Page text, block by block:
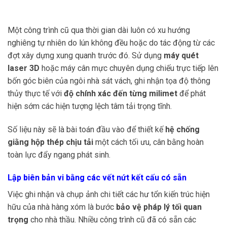
Một công trình cũ qua thời gian dài luôn có xu hướng
nghiêng tự nhiên do lún không đều hoặc do tác động từ các
đợt xây dựng xung quanh trước đó. Sử dụng máy quét
laser 3D hoặc máy cân mực chuyên dụng chiếu trực tiếp lên
bốn góc biên của ngôi nhà sát vách, ghi nhận tọa độ thông
thủy thực tế với độ chính xác đến từng milimet để phát
hiện sớm các hiện tượng lệch tâm tải trọng tĩnh.
Số liệu này sẽ là bài toán đầu vào để thiết kế hệ chống
giằng hộp thép chịu tải một cách tối ưu, cân bằng hoàn
toàn lực đẩy ngang phát sinh.
Lập biên bản vi bằng các vết nứt kết cấu có sẵn
Việc ghi nhận và chụp ảnh chi tiết các hư tổn kiến trúc hiện
hữu của nhà hàng xóm là bước bảo vệ pháp lý tối quan
trọng cho nhà thầu. Nhiều công trình cũ đã có sẵn các